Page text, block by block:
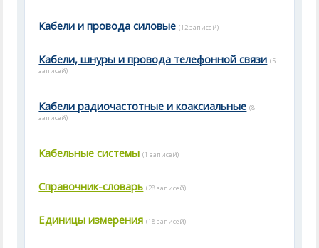
Кабели и провода силовые (12 записей)
Кабели, шнуры и провода телефонной связи (5
записей)
Кабели радиочастотные и коаксиальные (8
записей)
Кабельные системы (1 записей)
Справочник-словарь (28 записей)
Единицы измерения (18 записей)